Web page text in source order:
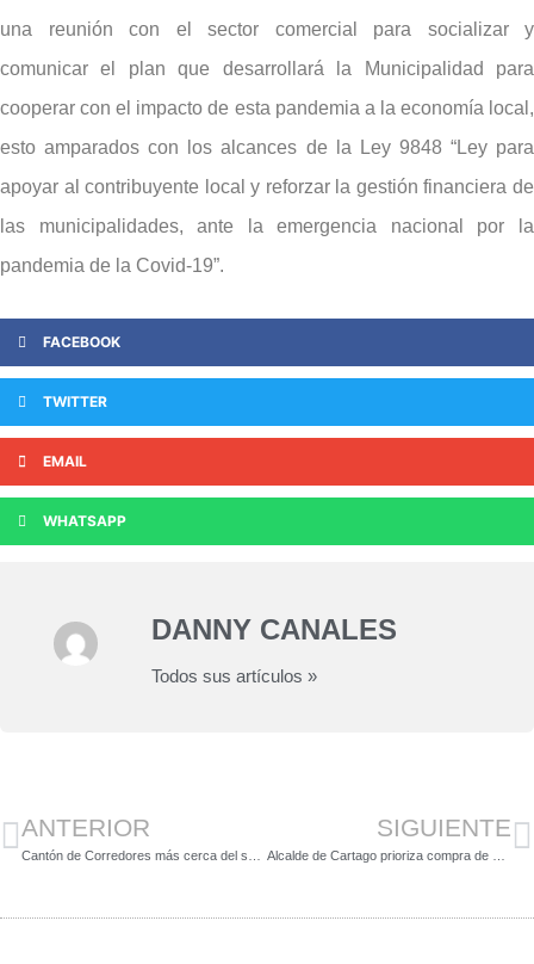
una reunión con el sector comercial para socializar y
comunicar el plan que desarrollará la Municipalidad para
cooperar con el impacto de esta pandemia a la economía local,
esto amparados con los alcances de la Ley 9848 “Ley para
apoyar al contribuyente local y reforzar la gestión financiera de
las municipalidades, ante la emergencia nacional por la
pandemia de la Covid-19”.
FACEBOOK
TWITTER
EMAIL
WHATSAPP
DANNY CANALES
Todos sus artículos »
ANTERIOR SIGUIENTE